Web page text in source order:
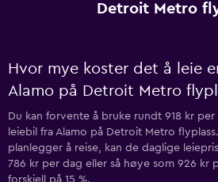
Detroit Metro
Hvor mye koster det å leie
Alamo på Detroit Metro
Du kan forvente å bruke rundt 918 kr
leiebil fra Alamo på Detroit Metro
planlegger å reise, kan de daglige
786 kr per dag eller så høye som 926 kr
forskjell på 15 %.